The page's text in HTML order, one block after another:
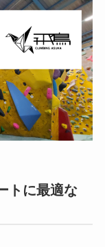
トに最適な